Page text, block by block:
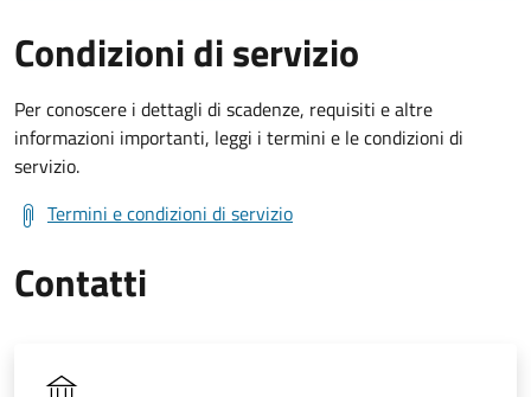
Condizioni di servizio
Per conoscere i dettagli di scadenze, requisiti e altre
informazioni importanti, leggi i termini e le condizioni di
servizio.
Termini e condizioni di servizio
Contatti